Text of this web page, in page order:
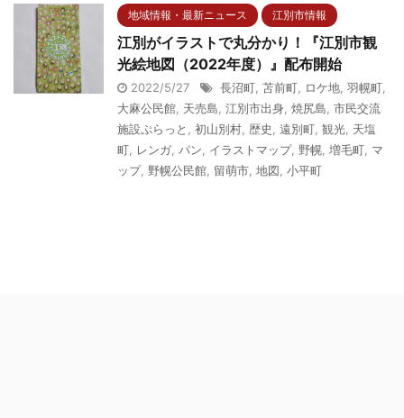
地域情報・最新ニュース 江別市情報
江別がイラストで丸分かり！『江別市観
光絵地図（2022年度）』配布開始
2022/5/27 長沼町, 苫前町, ロケ地, 羽幌町,
大麻公民館, 天売島, 江別市出身, 焼尻島, 市民交流
施設ぷらっと , 初山別村, 歴史, 遠別町, 観光, 天塩
町, レンガ, パン, イラストマップ, 野幌, 増毛町, マ
ップ, 野幌公民館, 留萌市, 地図, 小平町